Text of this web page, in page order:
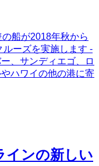
船が2018年秋から
ーズを実施します -
、サンディエゴ、ロ
ハワイの他の港に寄
インの新しい